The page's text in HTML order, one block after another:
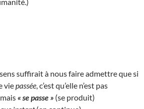
suffirait à nous faire admettre que si
viepassée , c’est qu’elle n’est pas
« se passe » (se produit)